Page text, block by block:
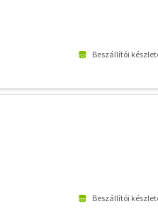
Beszállítói
Beszállítói